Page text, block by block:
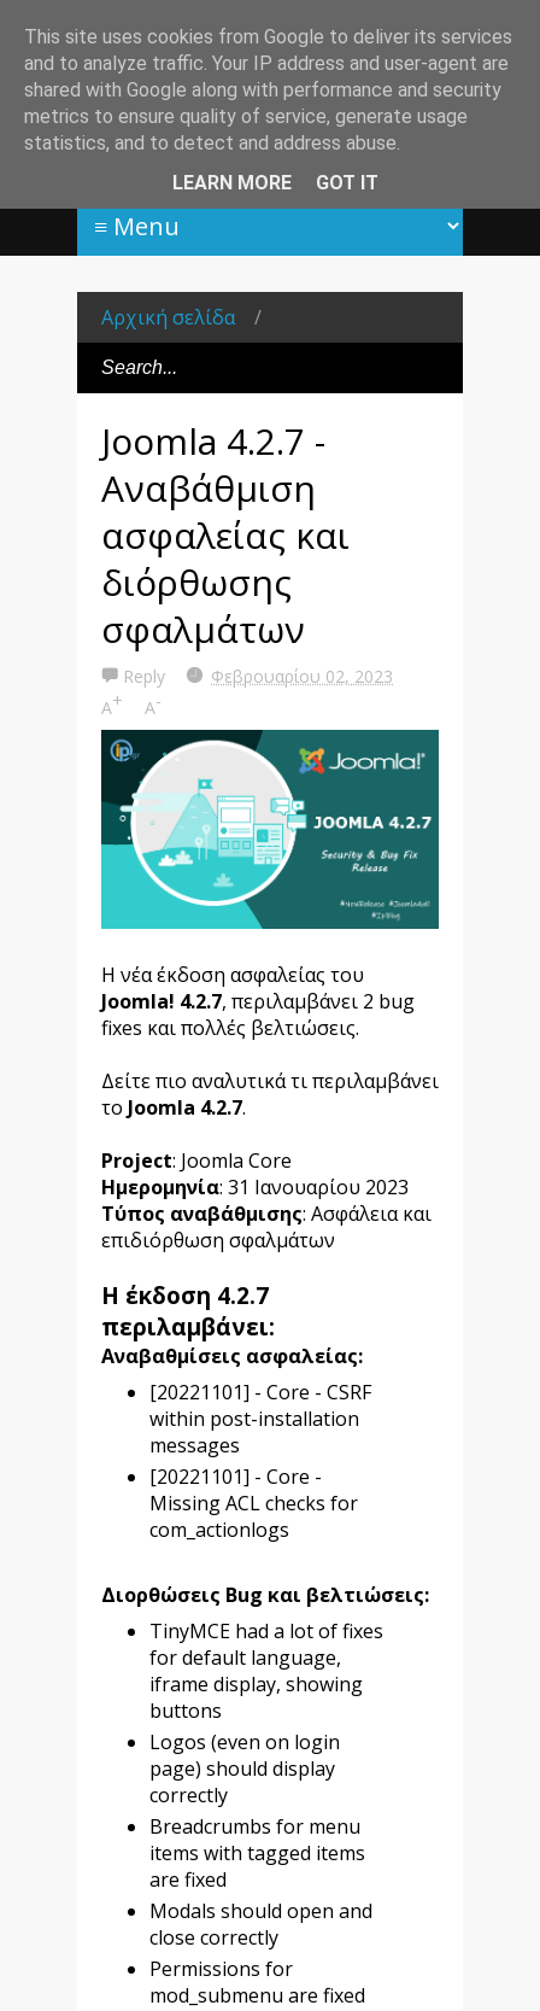
Αρχική σελίδα /
Joomla 4.2.7 -
Αναβάθμιση
ασφαλείας και
διόρθωσης
σφαλμάτων
Reply
Φεβρουαρίου 02, 2023
A+ A-
Η νέα έκδοση ασφαλείας του
Joomla! 4.2.7, περιλαμβάνει 2 bug
fixes και πολλές βελτιώσεις.
Δείτε πιο αναλυτικά τι περιλαμβάνει
το Joomla 4.2.7.
Project: Joomla Core
Ημερομηνία: 31 Ιανουαρίου 2023
Τύπος αναβάθμισης: Ασφάλεια και
επιδιόρθωση σφαλμάτων
Η έκδοση 4.2.7
περιλαμβάνει:
Αναβαθμίσεις ασφαλείας:
[20221101] - Core - CSRF
within post-installation
messages
[20221101] - Core -
Missing ACL checks for
com_actionlogs
Διορθώσεις Bug και βελτιώσεις:
TinyMCE had a lot of fixes
for default language,
iframe display, showing
buttons
Logos (even on login
page) should display
correctly
Breadcrumbs for menu
items with tagged items
are fixed
Modals should open and
close correctly
Permissions for
mod_submenu are fixed
This site uses cookies from Google to deliver its services
and to analyze traffic. Your IP address and user-agent are
shared with Google along with performance and security
metrics to ensure quality of service, generate usage
statistics, and to detect and address abuse.
LEARN MORE
GOT IT